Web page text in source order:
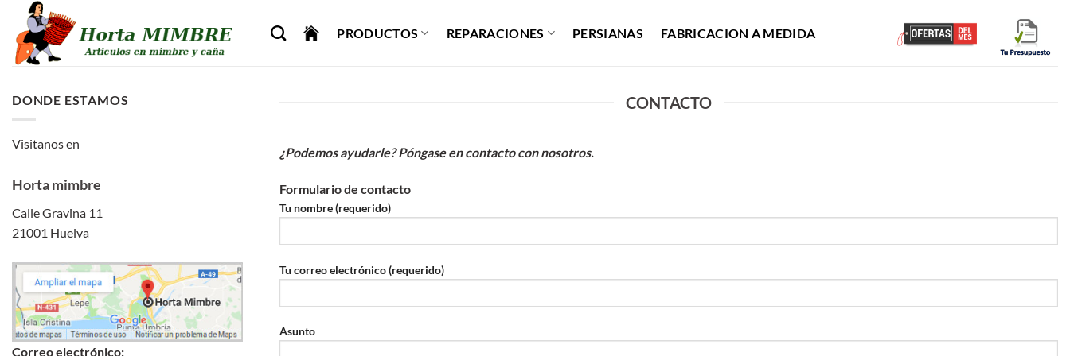
Saltar
contenido
PRODUCTOS REPARACIONES PERSIANAS FABRICACION A MEDIDA
CONTACTO
¿Podemos ayudarle? Póngase en contacto con nosotros.
Formulario de contacto
Tu nombre (requerido)
Tu correo electrónico (requerido)
Asunto
DONDE ESTAMOS
Visitanos en
Horta mimbre
Calle Gravina 11
21001 Huelva
Correo electrónico: